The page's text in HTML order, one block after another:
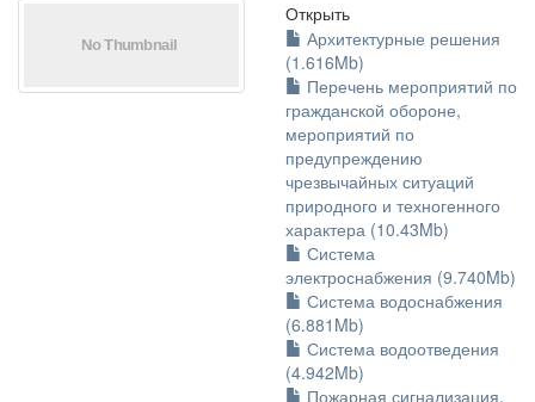
Открыть
Архитектурные решения
(1.616Mb)
Перечень мероприятий по
гражданской обороне,
мероприятий по
предупреждению
чрезвычайных ситуаций
природного и техногенного
характера (10.43Mb)
Система
электроснабжения (9.740Mb)
Система водоснабжения
(6.881Mb)
Система водоотведения
(4.942Mb)
Пожарная сигнализация.